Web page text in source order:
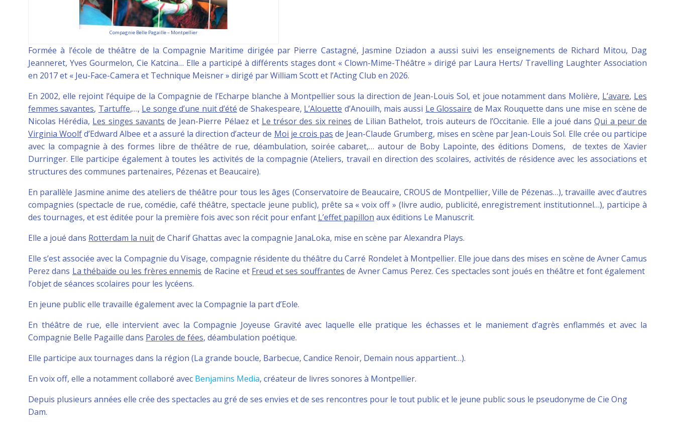
Compagnie Belle Pagaille – Montpellier
Formée à l’école de théâtre de la Compagnie Maritime dirigée par Pierre Castagné, Jasmine Dziadon a aussi suivi les enseignements de Richard Mitou, Dag
Jeanneret, Yves Gourmelon, Cie Katcina… Elle a participé à différents stages dont « Clown-Mime-Théâtre » dirigé par Laura Herts/ Travelling Laughter Association
en 2017 et « Jeu-Face-Camera et Technique Meisner » dirigé par William Scott et l’Acting Club en 2026.
En 2002, elle rejoint l’équipe de la Compagnie de l’Echarpe blanche à Montpellier sous la direction de Jean-Louis Sol, et joue notamment dans Molière, L’avare, Les
femmes savantes, Tartuffe,…, Le songe d’une nuit d’été de Shakespeare, L’Alouette d’Anouilh, mais aussi Le Glossaire de Max Rouquette dans une mise en scène de
Nicolas Hérédia, Les singes savants de Jean-Pierre Pélaez et Le trésor des six reines de Lilian Bathelot, trois auteurs de l’Occitanie. Elle a joué dansQui a peur de
Virginia Woolfd’Edward Albee et a assuré la direction d’acteur de Moi je crois pas de Jean-Claude Grumberg, mises en scène par Jean-Louis Sol. Elle crée ou participe
avec la compagnie à des formes libre de théâtre de rue, déambulation, soirée cabaret,… autour de Boby Lapointe, des éditions Domens, de textes de Xavier
Durringer. Elle participe également à toutes les activités de la compagnie (Ateliers, travail en direction des scolaires, activités de résidence avec les associations et
structures des communes partenaires, Pézenas et Beaucaire).
En parallèle Jasmine anime des ateliers de théâtre pour tous les âges (Conservatoire de Beaucaire, CROUS de Montpellier, Ville de Pézenas…), travaille avec d’autres
compagnies (spectacle de rue, comédie, café théâtre, spectacle jeune public), prête sa « voix off » (livre audio, publicité, enregistrement institutionnel…), participe à
des tournages, et est éditée pour la première fois avec son récit pour enfant L’effet papillon aux éditions Le Manuscrit.
Elle a joué dans Rotterdam la nuitde Charif Ghattas avec la compagnie JanaLoka, mise en scène par Alexandra Plays.
Elle s’est associée avec la Compagnie du Visage, compagnie résidente du théâtre du Carré Rondelet à Montpellier. Elle joue dans des mises en scène de Avner Camus
Perez dans La thébaïde ou les frères ennemis de Racine et Freud et ses souffrantes de Avner Camus Perez. Ces spectacles sont joués en théâtre et font également
l’objet de séances scolaires pour les lycéens.
En jeune public elle travaille également avec la Compagnie la part d’Eole.
En théâtre de rue, elle intervient avec la Compagnie Joyeuse Gravité avec laquelle elle pratique les échasses et le maniement d’agrès enflammés et avec la
Compagnie Belle Pagaille dans Paroles de fées, déambulation poétique.
Elle participe aux tournages dans la région (La grande boucle, Barbecue, Candice Renoir, Demain nous appartient…).
En voix off, elle a notamment collaboré avec Benjamins Media, créateur de livres sonores à Montpellier.
Depuis plusieurs années elle crée des spectacles au gré de ses envies et de ses rencontres pour le tout public et le jeune public sous le pseudonyme de Cie Ong
Dam.